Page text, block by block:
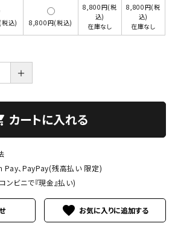
込) 8,800円(税込)
8,800円(税
込)
在庫なし
8,800円(税
込)
在庫なし
＋
カートに入れる
Pay、PayPay(残高払い 限定)
ビニで『現金』払い)
favorite